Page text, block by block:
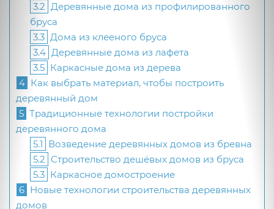
3.2 Деревянные дома из профилированного
бруса
3.3 Дома из клееного бруса
3.4 Деревянные дома из лафета
3.5 Каркасные дома из дерева
4 Как выбрать материал, чтобы построить
деревянный дом
5 Традиционные технологии постройки
деревянного дома
5.1 Возведение деревянных домов из бревна
5.2 Строительство дешёвых домов из бруса
5.3 Каркасное домостроение
6 Новые технологии строительства деревянных
домов